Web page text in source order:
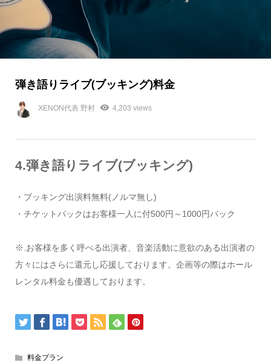
弾き語りライブ(ブッキング)料金
XENON代表 野村 4,203 views
4.弾き語りライブ(ブッキング)
・ブッキング出演料無料(ノルマ無し)
・チケットバックはお客様一人に付500円～1000円バック
※.お客様を多く呼べる出演者、音楽活動に意欲のある出演者の
方々にはさらに還元し応援しております。企画等の際はホール
レンタル料金も優遇しております。
料金プラン